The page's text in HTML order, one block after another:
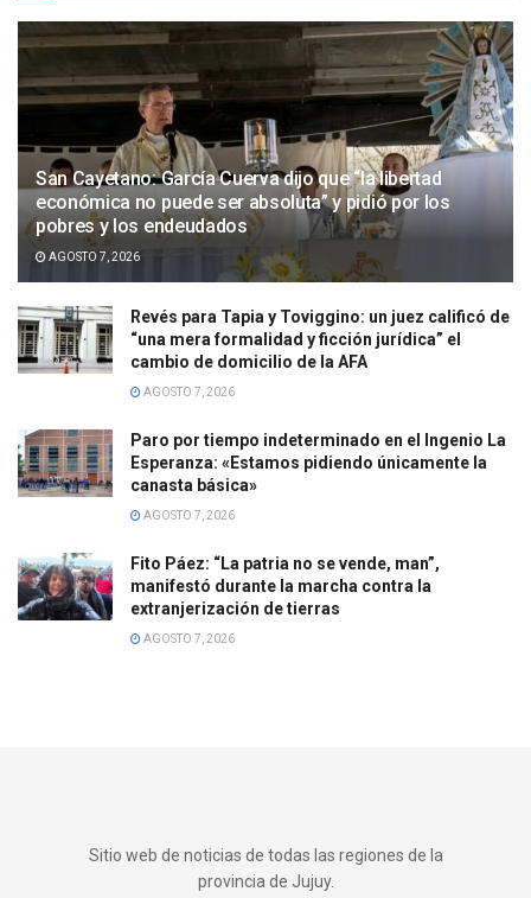
San Cayetano: García Cuerva dijo que “la libertad
económica no puede ser absoluta” y pidió por los
pobres y los endeudados
AGOSTO 7, 2026
Revés para Tapia y Toviggino: un juez calificó de
“una mera formalidad y ficción jurídica” el
cambio de domicilio de la AFA
AGOSTO 7, 2026
Paro por tiempo indeterminado en el Ingenio La
Esperanza: «Estamos pidiendo únicamente la
canasta básica»
AGOSTO 7, 2026
Fito Páez: “La patria no se vende, man”,
manifestó durante la marcha contra la
extranjerización de tierras
AGOSTO 7, 2026
Sitio web de noticias de todas las regiones de la
provincia de Jujuy.